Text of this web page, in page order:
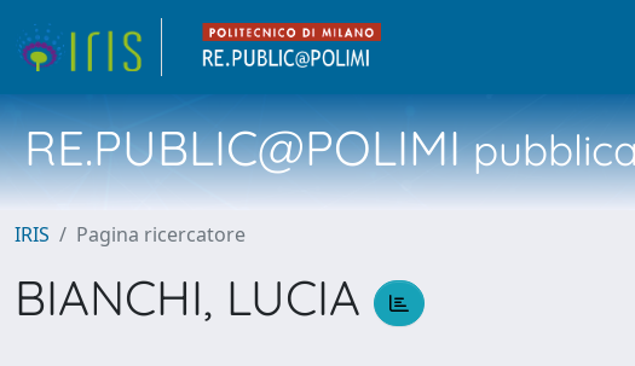
RE.PUBLIC@POLIMI
IRIS Pagina ricercatore
BIANCHI, LUCIA